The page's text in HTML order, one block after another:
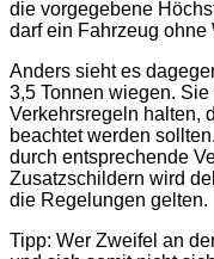
die vorgegebene
darf ein Fahrzeug ohne
Anders sieht es
3,5 Tonnen wiegen.
Verkehrsregeln halten,
beachtet werden
durch entsprechende
Zusatzschildern wird
die Regelungen gelten.
Tipp: Wer Zweifel an